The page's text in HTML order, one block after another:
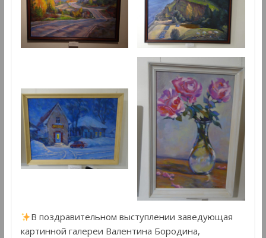
В поздравительном выступлении заведующая
картинной галереи Валентина Бородина,